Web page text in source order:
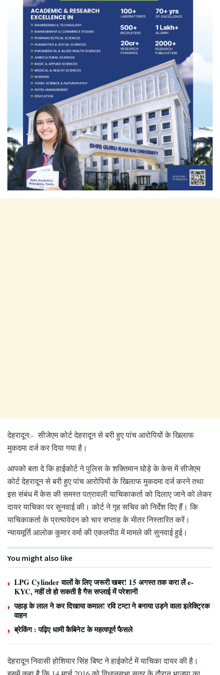
देहरादून:- सीजेएम कोर्ट देहरादून से बरी हुए पांच आरोपियों के खिलाफ
मुकदमा दर्ज कर दिया गया है।
आपको बता दे कि हाईकोर्ट ने पुलिस के शक्तिमान घोड़े के केस में सीजेएम
कोर्ट देहरादून से बरी हुए पांच आरोपियों के खिलाफ मुकदमा दर्ज करने तथा
इस संबंध में केस की समस्त पत्रावली याचिकाकर्ता को दिलाए जाने को लेकर
दायर याचिका पर सुनवाई की। कोर्ट ने गृह सचिव को निर्देश दिए हैं। कि
याचिकाकर्ता के प्रत्यावेदन को चार सप्ताह के भीतर निस्तारित करें।
न्यायमूर्ति आलोक कुमार वर्मा की एकलपीठ में मामले की सुनवाई हुई।
You might also like
LPG Cylinder वालों के लिए जरूरी खबर! 15 अगस्त तक करा लें e-
KYC, नहीं तो हो सकती है गैस सप्लाई में परेशानी
पहाड़ के लाल ने कर दिखाया कमाल! रवि टम्टा ने बनाया उड़ने वाला इलेक्ट्रिक
वाहन
ब्रेकिंग : पढ़िए धामी कैबिनेट के महत्वपूर्ण फैसले
देहरादून निवासी होशियार सिंह बिष्ट ने हाईकोर्ट में याचिका दायर की है।